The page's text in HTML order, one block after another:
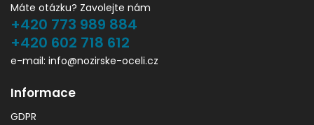
Máte otázku? Zavolejte nám
+420 773 989 884
+420 602 718 612
e-mail: info@nozirske-oceli.cz
Informace
GDPR